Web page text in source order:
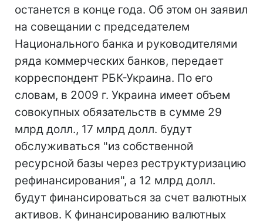
останется в конце года. Об этом он заявил
на совещании с председателем
Национального банка и руководителями
ряда коммерческих банков, передает
корреспондент РБК-Украина. По его
словам, в 2009 г. Украина имеет объем
совокупных обязательств в сумме 29
млрд долл., 17 млрд долл. будут
обслуживаться "из собственной
ресурсной базы через реструктуризацию
рефинансирования", а 12 млрд долл.
будут финансироваться за счет валютных
активов. К финансированию валютных